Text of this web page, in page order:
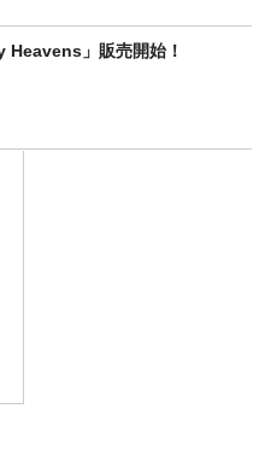
Heavens」販売開始！